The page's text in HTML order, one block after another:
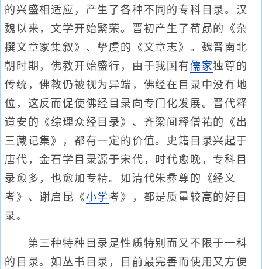
的兴盛相适应，产生了各种不同的专科目录。汉
魏以来，文学开始繁荣。晋初产生了荀勗的《杂
撰文章家集叙》、挚虞的《文章志》。魏晋南北
朝时期，佛教开始盛行，由于我国有儒家独尊的
传统，佛教仍被视为异端，佛经在目录中没有地
位，这反而促使佛经目录向专门化发展。晋代释
道安的《综理众经目录》、齐梁间释僧祐的《出
三藏记集》，都有一定的价值。史籍目录兴起于
唐代，金石学目录源于宋代，时代愈晚，专科目
录愈多，也愈加专精。如清代朱彝尊的《经义
考》、谢启昆《小学 考》，都是质量较高的好目
录。
第三种特种目录是性质特别而又不限于一科
的目录。如丛书目录，目前最完善而使用又方便